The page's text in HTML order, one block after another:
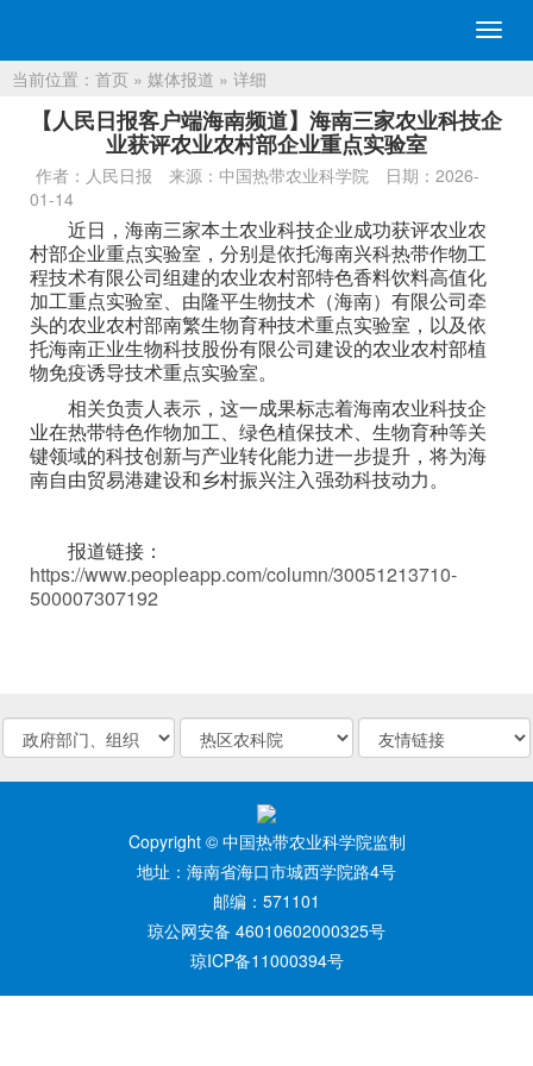
切
换
航
当前位置： 首页 » 媒体报道 » 详细
【人民日报客户端海南频道】海南三家农业科技企
业获评农业农村部企业重点实验室
作者：人民日报 来源：中国热带农业科学院
日期：2026-
01-14
近日，海南三家本土农业科技企业成功获评农业农
村部企业重点实验室，分别是依托海南兴科热带作物工
程技术有限公司组建的农业农村部特色香料饮料高值化
加工重点实验室、由隆平生物技术（海南）有限公司牵
头的农业农村部南繁生物育种技术重点实验室，以及依
托海南正业生物科技股份有限公司建设的农业农村部植
物免疫诱导技术重点实验室。
相关负责人表示，这一成果标志着海南农业科技企
业在热带特色作物加工、绿色植保技术、生物育种等关
键领域的科技创新与产业转化能力进一步提升，将为海
南自由贸易港建设和乡村振兴注入强劲科技动力。
报道链接：
https://www.peopleapp.com/column/30051213710-
500007307192
Copyright © 中国热带农业科学院监制
地址：海南省海口市城西学院路4号
邮编：571101
琼公网安备 46010602000325号
琼ICP备11000394号